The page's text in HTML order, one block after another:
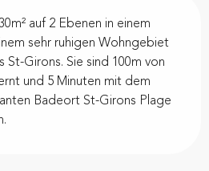
auf 2 Ebenen in einem
sehr ruhigen Wohngebiet
St-Girons. Sie sind 100m von
und 5 Minuten mit dem
Badeort St-Girons Plage